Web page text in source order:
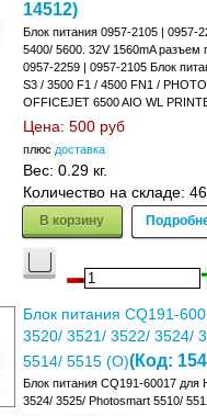
14512)
Блок питания 0957-2105 | 0957-
5400/ 5600. 32V 1560mA разъем
0957-2259 | 0957-2105 Блок
S3 / 3500 F1 / 4500 FN1 /
OFFICEJET 6500 AIO WL
Цена: 500 руб
плюс доставка
Вес: 0.29 кг.
Количество на складе: 46
В корзину
Блок питания CQ191-
3520/ 3521/ 3522/ 3524/
5514/ 5515 (О)(Код:
Блок питания CQ191-60017 для
3524/ 3525/ Photosmart 5510/